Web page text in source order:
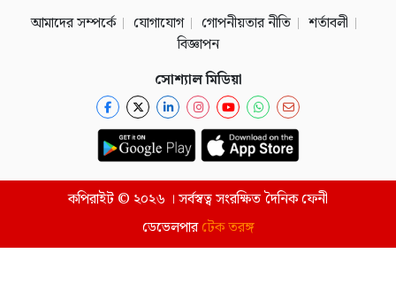
আমাদের সম্পর্কে
যোগাযোগ গোপনীয়তার নীতি
শর্তাবলী
বিজ্ঞাপন
সোশ্যাল মিডিয়া
কপিরাইট © ২০২৬ । সর্বস্বত্ব সংরক্ষিত দৈনিক ফেনী
ডেভেলপারটেক তরঙ্গ